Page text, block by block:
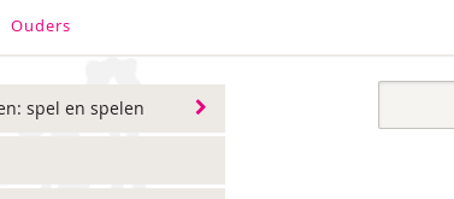
Ouders
spel en spelen